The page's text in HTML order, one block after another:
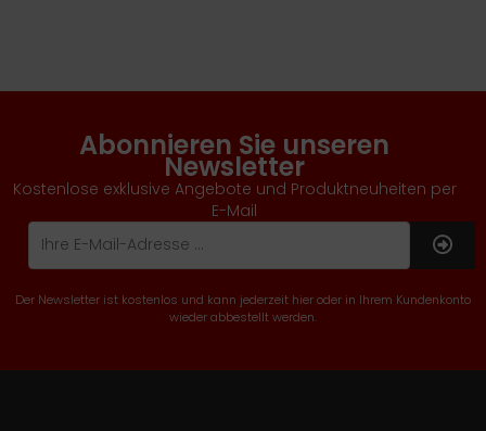
Abonnieren Sie unseren
Newsletter
Kostenlose exklusive Angebote und Produktneuheiten per
E-Mail
Der Newsletter ist kostenlos und kann jederzeit hier oder in Ihrem Kundenkonto
wieder abbestellt werden.